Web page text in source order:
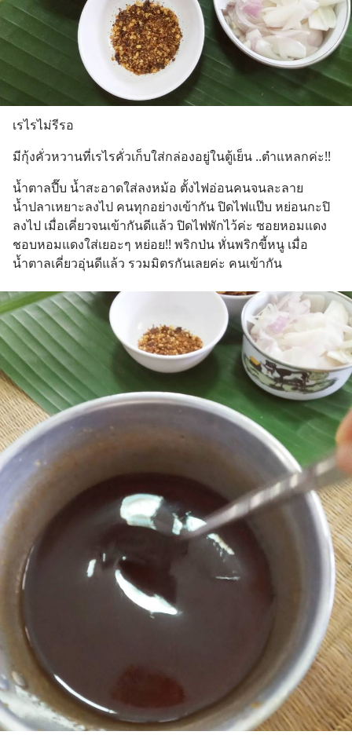
เรไรไม่รีรอ
มีกุ้งคั่วหวานที่เรไรคั่วเก็บใส่กล่องอยู่ในตู้เย็น ..ตำแหลกค่ะ!!
น้ำตาลปี๊บ น้ำสะอาดใส่ลงหม้อ ตั้งไฟอ่อนคนจนละลาย
น้ำปลาเหยาะลงไป คนทุกอย่างเข้ากัน ปิดไฟแป๊บ หย่อนกะปิ
ลงไป เมื่อเคี่ยวจนเข้ากันดีแล้ว ปิดไฟพักไว้ค่ะ ซอยหอมแดง
ชอบหอมแดงใส่เยอะๆ หย่อย!! พริกป่น หั่นพริกขี้หนู เมื่อ
น้ำตาลเคี่ยวอุ่นดีแล้ว รวมมิตรกันเลยค่ะ คนเข้ากัน